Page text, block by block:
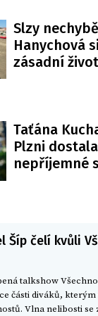
Slzy
Hanychová
zásadní
Taťána
Plzni
nepříjemné
Šíp čelí kvůli
talkshow
části diváků, kterým
Vlna nelibosti se